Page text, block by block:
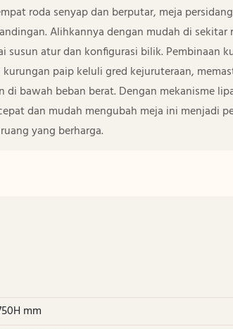
roda senyap dan berputar, meja
Alihkannya dengan mudah di sekitar
susun atur dan konfigurasi bilik. Pembinaan
paip keluli gred kejuruteraan,
di bawah beban berat. Dengan mekanisme
dan mudah mengubah meja ini menjadi
yang berharga.
mm